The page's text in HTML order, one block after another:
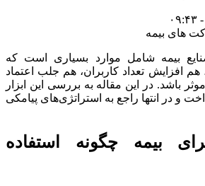
بیمه شامل موارد بسیاری است که
هم افزایش تعداد کاربران، هم جلب اعتماد
باشد. در این مقاله به بررسی این ابزار
و در انتها راجع به استراتژی‌های پیامکی
بیمه چگونه استفاده